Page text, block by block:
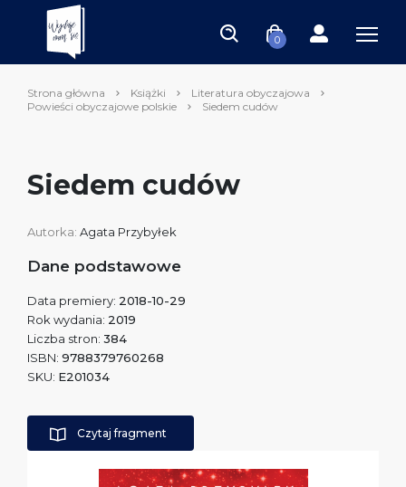
0
Strona główna Książki
Literatura obyczajowa
Powieści obyczajowe polskie
Siedem cudów
Siedem cudów
Autorka: Agata Przybyłek
Dane podstawowe
Data premiery: 2018-10-29
Rok wydania: 2019
Liczba stron: 384
ISBN: 9788379760268
SKU: E201034
Czytaj fragment